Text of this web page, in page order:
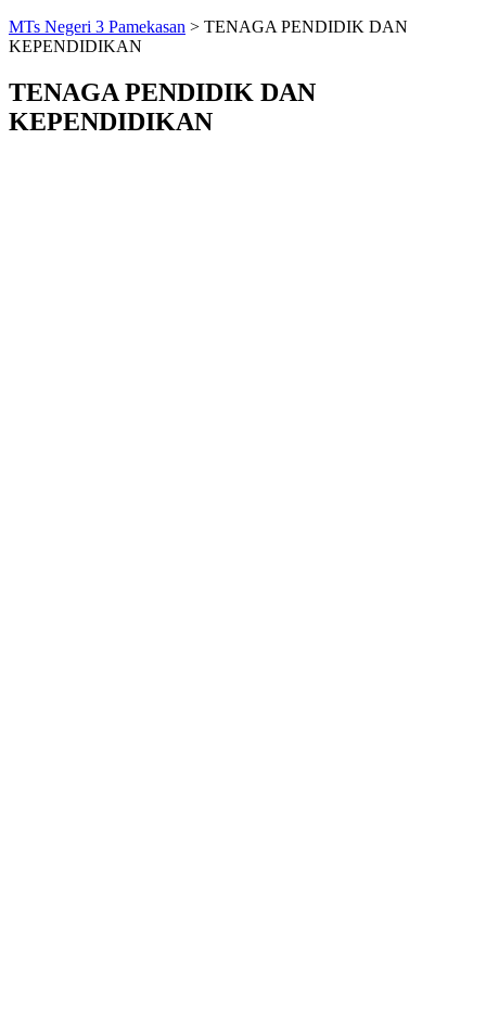
MTs Negeri 3 Pamekasan > TENAGA PENDIDIK DAN
KEPENDIDIKAN
TENAGA PENDIDIK DAN
KEPENDIDIKAN